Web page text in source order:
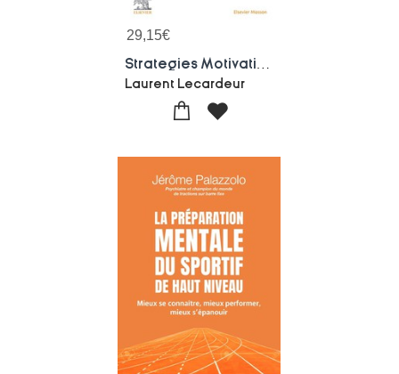
29,15€
Laurent Lecardeur